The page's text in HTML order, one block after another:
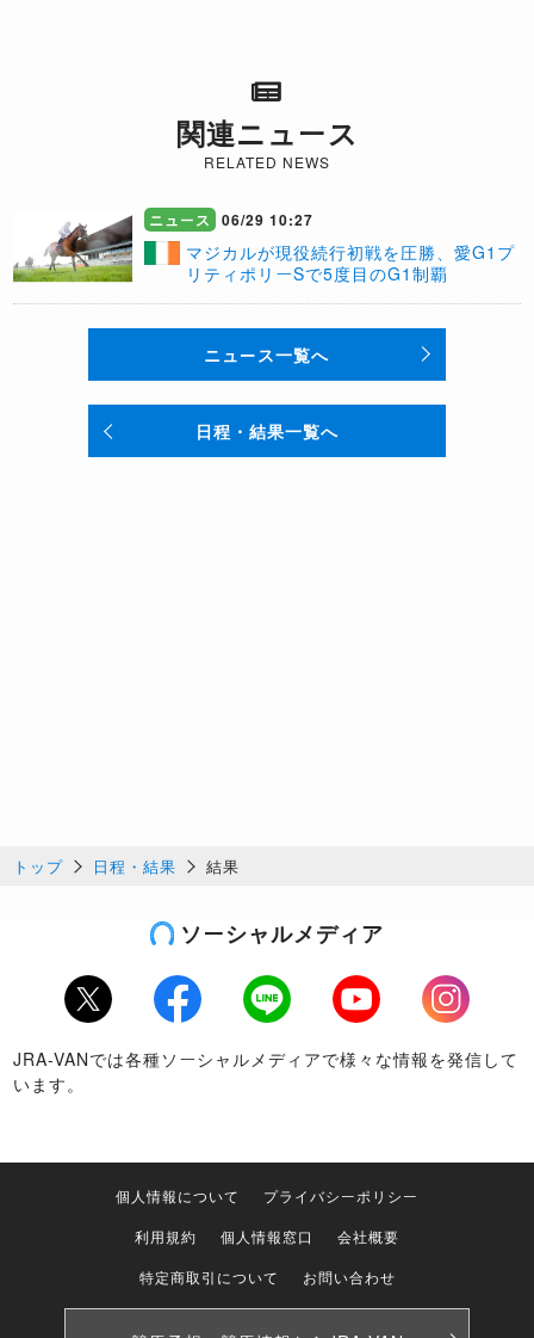
関連ニュース
RELATED NEWS
ニュース 06/29 10:27
​マジカルが現役続行初戦を圧勝、愛G1プ
リティポリーSで5度目のG1制覇
ニュース一覧へ
日程・結果一覧へ
トップ 日程・結果 結果
ソーシャルメディア
Twitter Facebook LINE Youtube
Instagram
JRA-VANでは各種ソーシャルメディアで様々な情報を発信して
います。
個人情報について
プライバシーポリシー
利用規約
個人情報窓口
会社概要
特定商取引について
お問い合わせ